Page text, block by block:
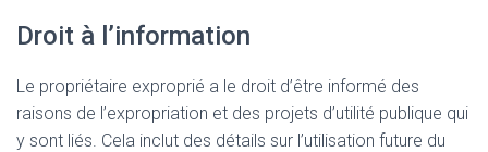
Droit à l’information
Le propriétaire exproprié a le droit d’être informé des
raisons de l’expropriation et des projets d’utilité publique qui
y sont liés. Cela inclut des détails sur l’utilisation future du